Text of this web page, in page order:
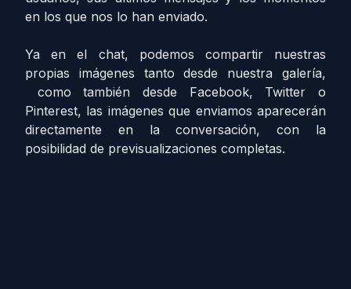
en los que nos lo han enviado.
Ya en el chat, podemos compartir nuestras
propias imágenes tanto desde nuestra galería,
como también desde Facebook, Twitter o
Pinterest, las imágenes que enviamos aparecerán
directamente en la conversación, con la
posibilidad de previsualizaciones completas.